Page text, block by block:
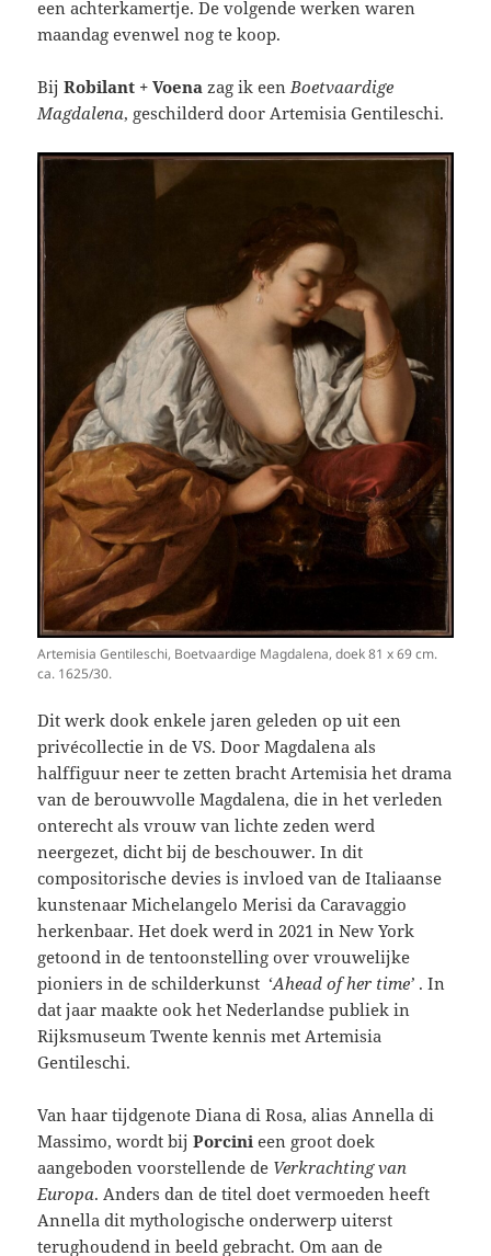
een achterkamertje. De volgende werken waren
maandag evenwel nog te koop.
BijRobilant + Voenazag ik eenBoetvaardige
Magdalena, geschilderd door Artemisia Gentileschi.
Artemisia Gentileschi, Boetvaardige Magdalena, doek 81 x 69 cm.
ca. 1625/30.
Dit werk dook enkele jaren geleden op uit een
privécollectie in de VS. Door Magdalena als
halffiguur neer te zetten bracht Artemisia het drama
van de berouwvolle Magdalena, die in het verleden
onterecht als vrouw van lichte zeden werd
neergezet, dicht bij de beschouwer. In dit
compositorische devies is invloed van de Italiaanse
kunstenaar Michelangelo Merisi da Caravaggio
herkenbaar. Het doek werd in 2021 in New York
getoond in de tentoonstelling over vrouwelijke
pioniers in de schilderkunst ‘Ahead of her time’ . In
dat jaar maakte ook het Nederlandse publiek in
Rijksmuseum Twente kennis met Artemisia
Gentileschi.
Van haar tijdgenote Diana di Rosa, alias Annella di
Massimo, wordt bijPorcini een groot doek
aangeboden voorstellende de Verkrachting van
Europa. Anders dan de titel doet vermoeden heeft
Annella dit mythologische onderwerp uiterst
terughoudend in beeld gebracht. Om aan de